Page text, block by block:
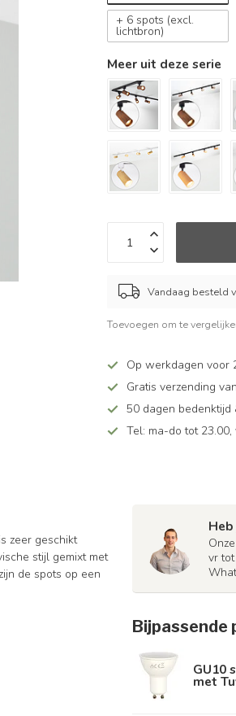
+ 6 spots (excl.
lichtbron)
Meer uit deze serie
Vandaag besteld
Toevoegen om te
Op werkdagen voor
Gratis verzending
50 dagen bedenktijd
Tel: ma-do tot
zeer geschikt
stijl gemixt met
de spots op een
vr
Bijpassende
GU10
met